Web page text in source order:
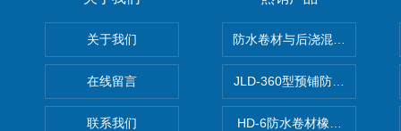
关于我们
在线留言
联系我们
防水卷材与后浇混凝土剥离强
JLD-360型预铺防水卷材抗冲
HD-6防水卷材橡胶测厚仪